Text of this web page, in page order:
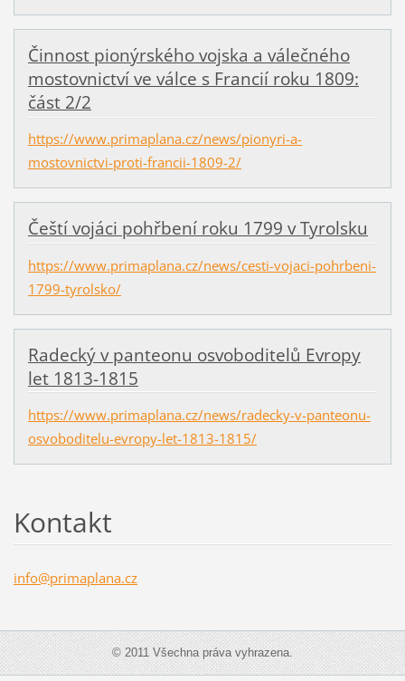
Činnost pionýrského vojska a válečného
mostovnictví ve válce s Francií roku 1809:
část 2/2
https://www.primaplana.cz/news/pionyri-a-
mostovnictvi-proti-francii-1809-2/
Čeští vojáci pohřbení roku 1799 v Tyrolsku
https://www.primaplana.cz/news/cesti-vojaci-pohrbeni-
1799-tyrolsko/
Radecký v panteonu osvoboditelů Evropy
let 1813-1815
https://www.primaplana.cz/news/radecky-v-panteonu-
osvoboditelu-evropy-let-1813-1815/
Kontakt
info@primaplana.cz
© 2011 Všechna práva vyhrazena.